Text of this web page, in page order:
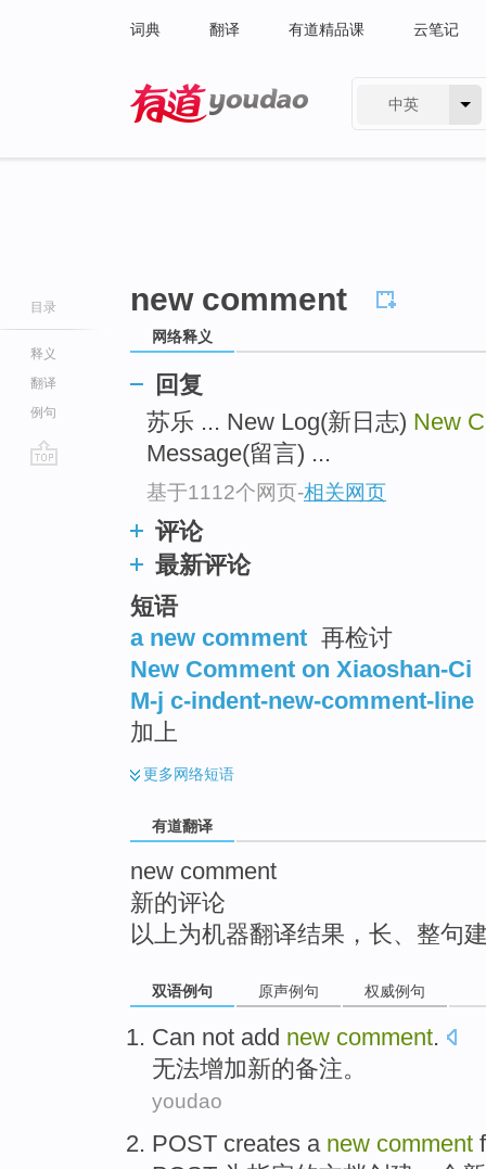
词典 翻译 有道精品课 云笔记
中英
目录
释义
翻译
例句
new comment
网络释义
回复
苏乐 ... New Log(新日志) New
Message(留言) ...
基于1112个网页-相关网页
评论
最新评论
短语
a new comment 再检讨
New Comment on Xiaoshan-Ci
M-j c-indent-new-comment-line
加上
更多网络短语
有道翻译
new comment
新的评论
以上为机器翻译结果，长、整句
双语例句 原声例句 权威例句
Can not add new comment.
无法增加新的备注。
youdao
POST creates a new comment